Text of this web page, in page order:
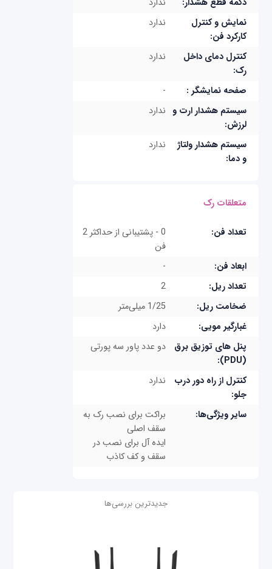
نمایش و کنترل
کارکرد فن:
ندارد
کنترل دمای داخل
رک:
ندارد
صفحه نمایشگر :
-
سیستم هشدار ارت و
لرزش:
ندارد
سیستم هشدار ولتاژ
و دما:
ندارد
متعلقات رک
تعداد فن:
0 - پشتیبانی از حداکثر 2
فن
ابعاد فن:
-
تعداد ریل:
2
ضخامت ریل:
1/25 میلی‌متر
غبارگیر مویی:
دارد
پنل های توزیق برق
(PDU):
دو عدد پاور سه پورتی
کنترل از راه دور درب
جلو:
ندارد
سایر ویژگی‌ها:
براکت برای نصب رک به
سقف اصلی
ایده آل برای نصب در
سقف و کف کاذب
جدیدترین بررسی‌ها